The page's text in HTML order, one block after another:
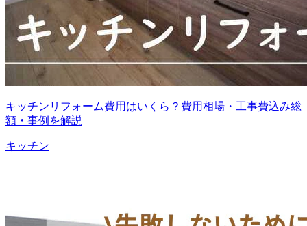
キッチンリフォーム費用はいくら？費用相場・工事費込み総
額・事例を解説
キッチン